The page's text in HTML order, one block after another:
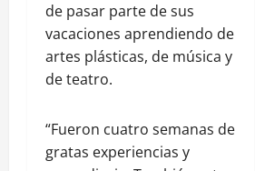
de pasar parte de sus
vacaciones aprendiendo de
artes plásticas, de música y
de teatro.
“Fueron cuatro semanas de
gratas experiencias y